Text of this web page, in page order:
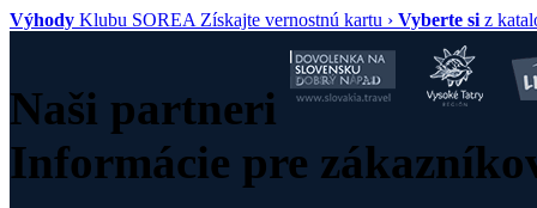
Výhody Klubu SOREA Získajte vernostnú kartu › Vyberte si z
Naši partneri
Informácie pre